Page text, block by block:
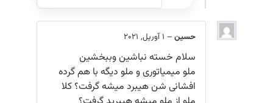
حسین–1 آوریل, 2021
سلام خسته نباشین وببخشین
ملو میمیاتوری و ملو دیگه با هم گرده
افشانی شن هیبرد میشه گرفت؟ کلا